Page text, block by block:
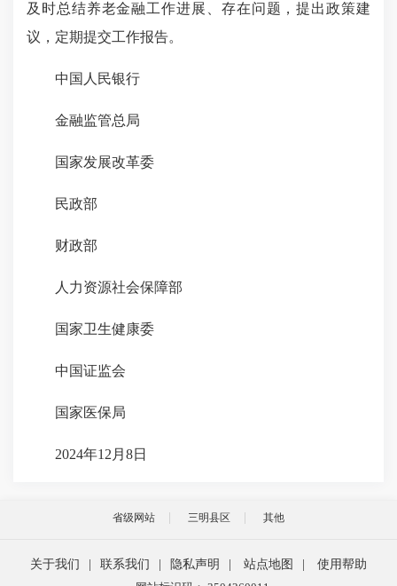
及时总结养老金融工作进展、存在问题，提出政策建
议，定期提交工作报告。
中国人民银行
金融监管总局
国家发展改革委
民政部
财政部
人力资源社会保障部
国家卫生健康委
中国证监会
国家医保局
2024年12月8日
省级网站 三明县区 其他
关于我们 联系我们 隐私声明 站点地图
使用帮助